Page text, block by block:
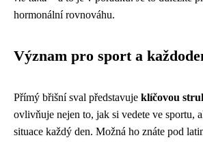
hormonální rovnováhu.
Význam pro sport a
Přímý břišní sval představuje klíčovou
ovlivňuje nejen to, jak si vedete ve sportu,
situace každý den. Možná ho znáte pod